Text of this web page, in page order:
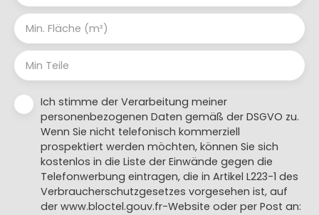
Min. Fläche (m²)
Min Teile
Ich stimme der Verarbeitung meiner
personenbezogenen Daten gemäß der DSGVO zu.
Wenn Sie nicht telefonisch kommerziell
prospektiert werden möchten, können Sie sich
kostenlos in die Liste der Einwände gegen die
Telefonwerbung eintragen, die in Artikel L223-1 des
Verbraucherschutzgesetzes vorgesehen ist, auf
der www.bloctel.gouv.fr-Website oder per Post an: